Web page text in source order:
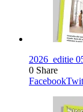
2026_editie
0 Share
Facebook